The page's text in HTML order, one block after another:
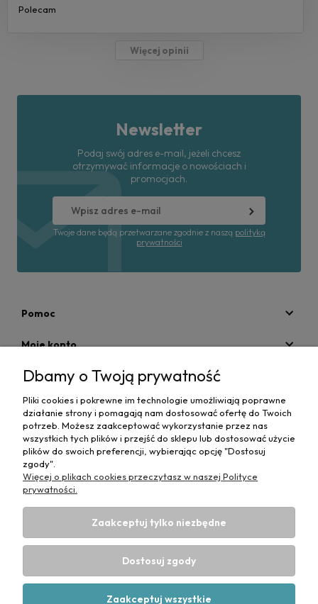
Polecam
Więcej opinii
Newsletter
Podaj swój adres e-mail, jeżeli chcesz
otrzymywać informacje o nowościach i
promocjach.
Twoje dane będą przetwarzane zgodnie z naszą polityką
prywatności
Pomoc
Moje konto
Płatności i dostawa
Informacje
O nas
Projekt i wykonanie:Ecommercy.pl
DANE DO PRZELEWU TRADYCYJNEGO
43-516 ZABRZEG
Dbamy o Twoją prywatność
Pliki cookies i pokrewne im technologie umożliwiają poprawne
działanie strony i pomagają nam dostosować ofertę do Twoich
potrzeb. Możesz zaakceptować wykorzystanie przez nas
wszystkich tych plików i przejść do sklepu lub dostosować użycie
plików do swoich preferencji, wybierając opcję "Dostosuj
zgody".
Więcej o plikach cookies przeczytasz w naszej Polityce
prywatności.
Zaakceptuj tylko niezbędne
Dostosuj zgody
Zaakceptuj wszystkie